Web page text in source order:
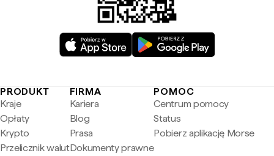
PRODUKT
Kraje
Opłaty
Krypto
Przelicznik walut
FIRMA
Kariera
Blog
Prasa
Dokumenty prawne
POMOC
Centrum pomocy
Status
Pobierz aplikację Morse